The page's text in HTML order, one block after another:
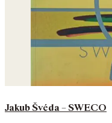
Jakub Švéda – SWECO